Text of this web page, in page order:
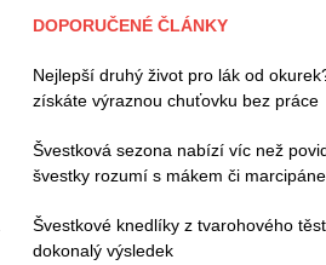
DOPORUČENÉ ČLÁNKY
Nejlepší druhý život pro lák od
získáte výraznou chuťovku bez práce
Švestková sezona nabízí víc než
švestky rozumí s mákem či
Švestkové knedlíky z tvarohového
dokonalý výsledek